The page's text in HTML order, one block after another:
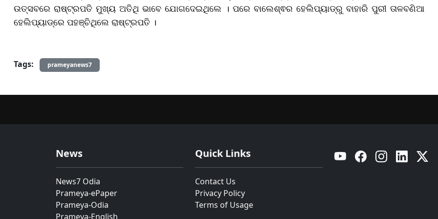
ଉତ୍ସବରେ ରାଷ୍ଟ୍ରପତି ମୁଖ୍ୟ ଅତିଥି ଭାବେ ଯୋଗଦେଇଥିଲେ । ପରେ ବାଲେଶ୍ଵର ହେଲିପ୍ୟାଡ୍‌ରୁ ବାହାରି ପୁରୀ ତାଳବଣିଆ
ହେଲିପ୍ୟାଡ୍‌ରେ ପହଞ୍ଚିଥିଲେ ରାଷ୍ଟ୍ରପତି ।
Tags: prameyanews7
News
News7 Odia
Prameya-ePaper
Prameya-Odia
Prameya-English
Quick Links
Contact Us
Privacy Policy
Terms of Usage
YouTube Facebook Instagram